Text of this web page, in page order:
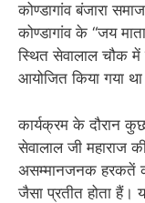
कोण्डागांव बंजारा
कोण्डागांव के “जय
स्थित सेवालाल चौक में
आयोजित किया गया
कार्यक्रम के दौरान कुछ
सेवालाल जी महाराज
असम्मानजनक हरकतें
जैसा प्रतीत होता हैं।